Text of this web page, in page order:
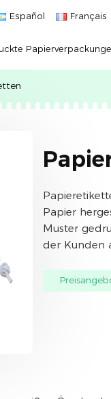
Español Français
Papier
Muster
der Kunden